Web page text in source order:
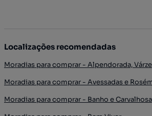
Localizações recomendadas
Moradias para comprar - Alpendorada,
Moradias para comprar - Avessadas e
Moradias para comprar - Banho e Carvalhosa